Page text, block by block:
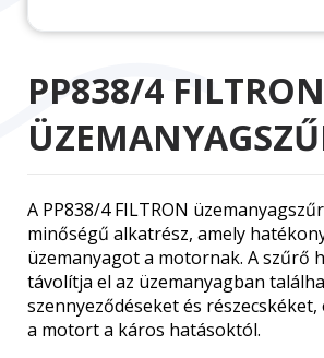
PP838/4 FILTRON
A PP838/4 FILTRON
minőségű alkatrész, amely
üzemanyagot a motornak. A szűrő
távolítja el az üzemanyagban
szennyeződéseket és részecskéket,
a motort a káros hatásoktól.